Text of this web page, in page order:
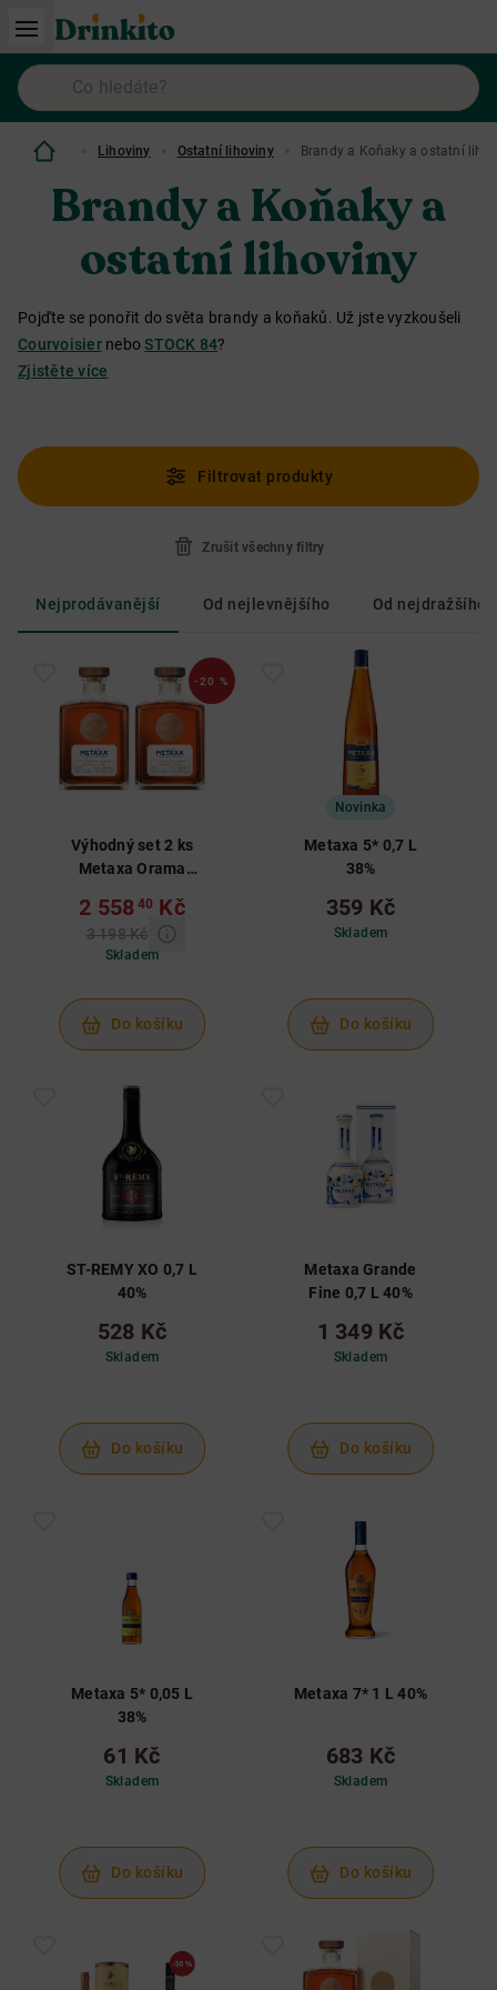
Lihoviny Ostatní lihoviny Brandy a Koňaky a ostatní
Brandy a Koňaky a
ostatní lihoviny
Pojďte se ponořit do světa brandy a koňaků. Už jste vyzkoušeli
CourvoisierneboSTOCK 84?
Zjistěte více
Filtrovat produkty
Zrušit všechny filtry
Nejprodávanější Od nejlevnějšího Od nejdražšího
-20 %
Výhodný set 2 ks
Metaxa Orama
0,7 L 40%
2 558 40 Kč
3 198 Kč
Skladem
Do košíku
Novinka
Metaxa 5* 0,7 L
38%
359 Kč
Skladem
Do košíku
ST-REMY XO 0,7 L
40%
528 Kč
Skladem
Do košíku
Metaxa Grande
Fine 0,7 L 40%
1 349 Kč
Skladem
Do košíku
Metaxa 5* 0,05 L
38%
61 Kč
Skladem
Do košíku
Metaxa 7* 1 L 40%
683 Kč
Skladem
Do košíku